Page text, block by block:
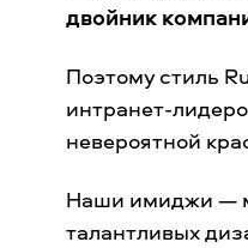
двойник
Поэтому стиль
интранет-
невероятной
Наши имиджи —
талантливых